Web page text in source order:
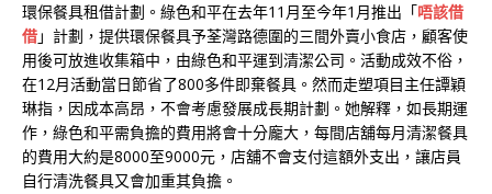
環保餐具租借計劃。綠色和平在去年11月至今年1月推出「唔該借
借」計劃，提供環保餐具予荃灣路德圍的三間外賣小食店，顧客使
用後可放進收集箱中，由綠色和平運到清潔公司。活動成效不俗，
在12月活動當日節省了800多件即棄餐具。然而走塑項目主任譚穎
琳指，因成本高昂，不會考慮發展成長期計劃。她解釋，如長期運
作，綠色和平需負擔的費用將會十分龐大，每間店舖每月清潔餐具
的費用大約是8000至9000元，店舖不會支付這額外支出，讓店員
自行清洗餐具又會加重其負擔。